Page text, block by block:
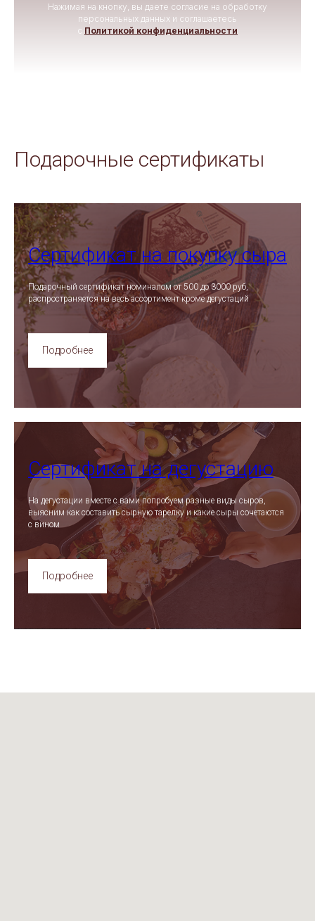
Нажимая на кнопку, вы даете согласие на обработку
персональных данных и соглашаетесь
c Политикой конфиденциальности
Подарочные сертификаты
Сертификат на покупку сыра
Подарочный сертификат номиналом от 500 до 3000 руб,
распространяется на весь ассортимент кроме дегустаций
Подробнее
Сертификат на дегустацию
На дегустации вместе с вами попробуем разные виды сыров,
выясним как составить сырную тарелку и какие сыры сочетаются
с вином
Подробнее